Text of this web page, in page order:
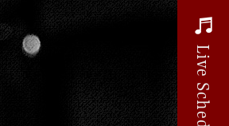
Live Schedule